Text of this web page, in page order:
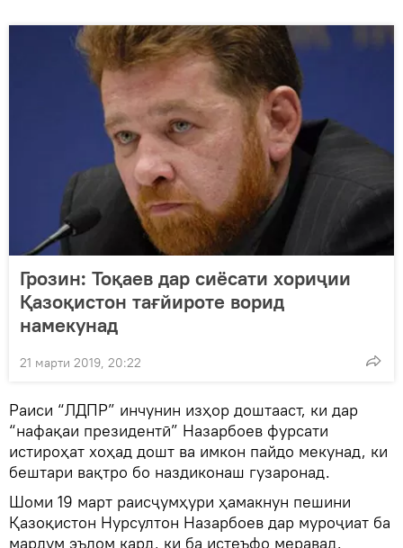
Грозин: Тоқаев дар сиёсати хориҷии
Қазоқистон тағйироте ворид
намекунад
21 марти 2019, 20:22
Раиси “ЛДПР” инчунин изҳор доштааст, ки дар
“нафақаи президентӣ” Назарбоев фурсати
истироҳат хоҳад дошт ва имкон пайдо мекунад, ки
бештари вақтро бо наздиконаш гузаронад.
Шоми 19 март раисҷумҳури ҳамакнун пешини
Қазоқистон Нурсултон Назарбоев дар муроҷиат ба
мардум эълом кард, ки ба истеъфо меравад.